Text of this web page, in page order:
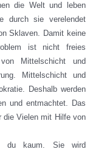
die Welt und leben
durch sie verelendet
Sklaven. Damit keine
ist nicht freies
Mittelschicht und
Mittelschicht und
Deshalb werden
und entmachtet. Das
die Vielen mit Hilfe von
du kaum. Sie wird